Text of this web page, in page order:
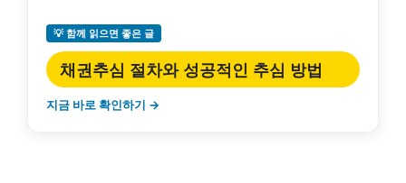
💡 함께 읽으면 좋은 글
채권추심 절차와 성공적인 추심 방법
지금 바로 확인하기 →